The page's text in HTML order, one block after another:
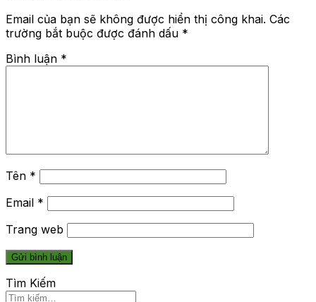
Email của bạn sẽ không được hiển thị công khai. Các
trường bắt buộc được đánh dấu *
Bình luận *
Tên *
Email *
Trang web
Tìm Kiếm